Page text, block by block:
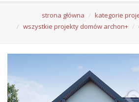
strona główna
kategorie
wszystkie projekty domów archon+